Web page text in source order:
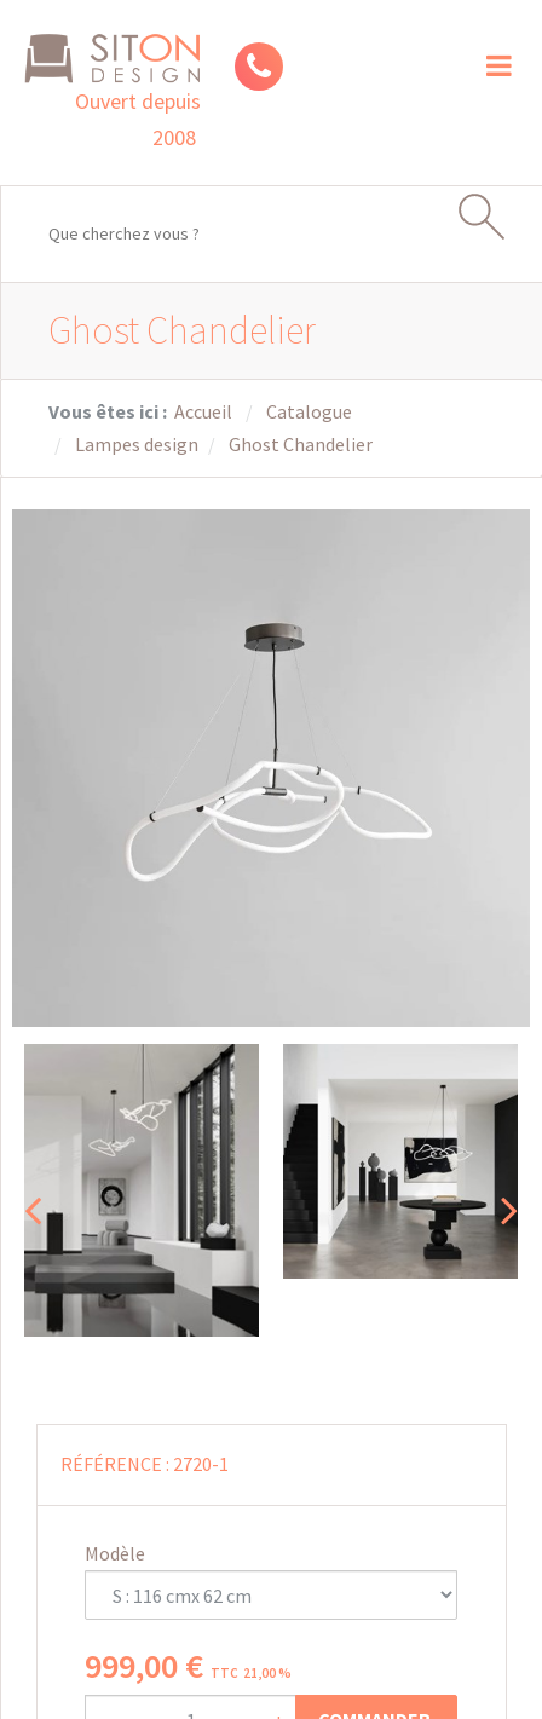
Ouvert depuis
2008
Ghost Chandelier
Vous êtes ici : Accueil
Catalogue
Lampes design
Ghost Chandelier
RÉFÉRENCE : 2720-1
Modèle
999,00€ TTC 21,00 %